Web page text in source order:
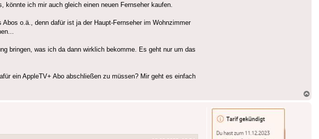
ich mir auch gleich einen neuen Fernseher kaufen.
o.ä., denn dafür ist ja der Haupt-Fernseher im Wohnzimmer
bringen, was ich da dann wirklich bekomme. Es geht nur um das
ein AppleTV+ Abo abschließen zu müssen? Mir geht es einfach